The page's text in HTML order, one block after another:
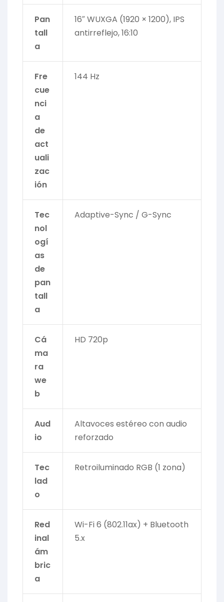
Pan
tall
a
16″ WUXGA (1920 × 1200), IPS
antirreflejo, 16:10
Fre
cue
nci
a
de
act
uali
zac
ión
144 Hz
Tec
nol
ogí
as
de
pan
tall
a
Adaptive-Sync / G-Sync
Cá
ma
ra
we
b
HD 720p
Aud
io
Altavoces estéreo con audio
reforzado
Tec
lad
o
Retroiluminado RGB (1 zona)
Red
inal
ám
bric
a
Wi-Fi 6 (802.11ax) + Bluetooth
5.x